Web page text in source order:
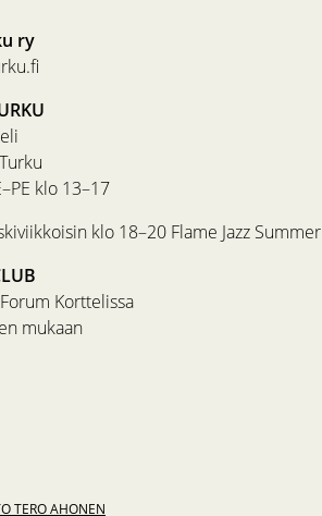
ry
klo 13–17
klo 18–20 Flame Jazz
Korttelissa
mukaan
TERO AHONEN